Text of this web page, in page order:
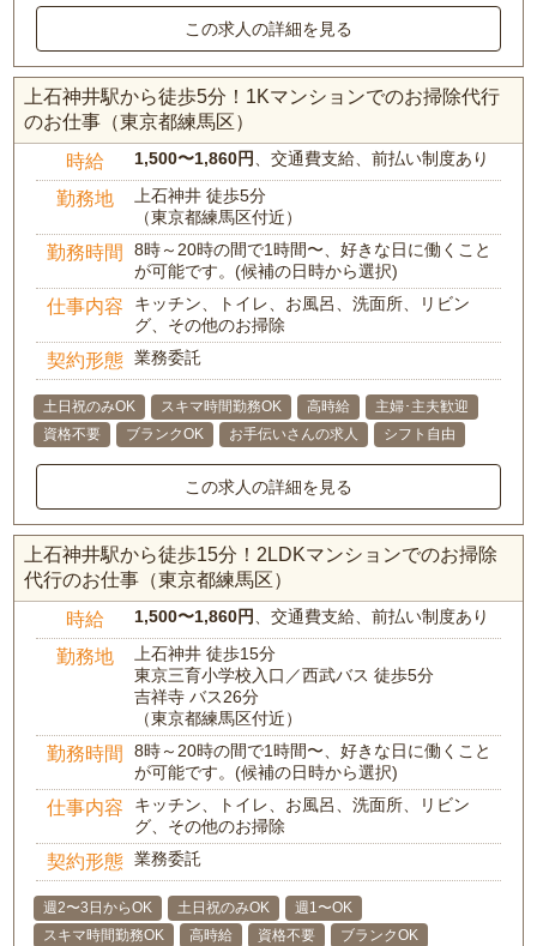
この求人の詳細を見る
上石神井駅から徒歩5分！1Kマンションでのお掃除代行
のお仕事（東京都練馬区）
時給 1,500〜1,860円、交通費支給、前払い制度あり
勤務地
上石神井 徒歩5分
（東京都練馬区付近）
勤務時間
8時～20時の間で1時間〜、好きな日に働くこと
が可能です。(候補の日時から選択)
仕事内容
キッチン、トイレ、お風呂、洗面所、リビン
グ、その他のお掃除
契約形態 業務委託
土日祝のみOK スキマ時間勤務OK 高時給
主婦･主夫歓迎
資格不要
ブランクOK お手伝いさんの求人 シフト自由
この求人の詳細を見る
上石神井駅から徒歩15分！2LDKマンションでのお掃除
代行のお仕事（東京都練馬区）
時給 1,500〜1,860円、交通費支給、前払い制度あり
勤務地
上石神井 徒歩15分
東京三育小学校入口／西武バス 徒歩5分
吉祥寺 バス26分
（東京都練馬区付近）
勤務時間
8時～20時の間で1時間〜、好きな日に働くこと
が可能です。(候補の日時から選択)
仕事内容
キッチン、トイレ、お風呂、洗面所、リビン
グ、その他のお掃除
契約形態 業務委託
週2〜3日からOK 土日祝のみOK
週1〜OK
スキマ時間勤務OK
高時給 資格不要
ブランクOK